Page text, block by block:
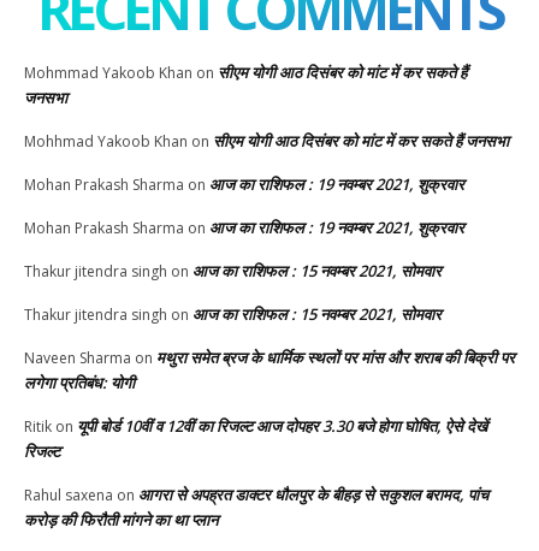
Mohmmad Yakoob Khan on सीएम योगी आठ दिसंबर को मांट में कर सकते हैं
जनसभा
Mohhmad Yakoob Khan on सीएम योगी आठ दिसंबर को मांट में कर सकते हैं जनसभा
Mohan Prakash Sharma on आज का राशिफल : 19 नवम्बर 2021, शुक्रवार
Mohan Prakash Sharma on आज का राशिफल : 19 नवम्बर 2021, शुक्रवार
Thakur jitendra singh on आज का राशिफल : 15 नवम्बर 2021, सोमवार
Thakur jitendra singh on आज का राशिफल : 15 नवम्बर 2021, सोमवार
Naveen Sharma on मथुरा समेत ब्रज के धार्मिक स्थलों पर मांस और शराब की बिक्री पर
लगेगा प्रतिबंध: योगी
Ritik on यूपी बोर्ड 10वीं व 12वीं का रिजल्ट आज दोपहर 3.30 बजे होगा घोषित, ऐसे देखें
रिजल्ट
Rahul saxena on आगरा से अपह्रत डाक्टर धौलपुर के बीहड़ से सकुशल बरामद, पांच
करोड़ की फिरौती मांगने का था प्लान